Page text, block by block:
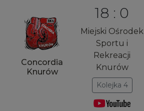
Concordia
Knurów
18 : 0
Miejski Ośrodek
Sportu i
Rekreacji
Knurów
Kolejka 4